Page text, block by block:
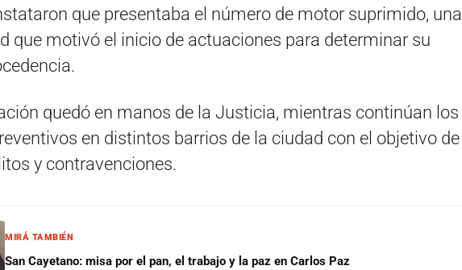
que presentaba el número de motor suprimido, una
que motivó el inicio de actuaciones para determinar su
quedó en manos de la Justicia, mientras continúan los
en distintos barrios de la ciudad con el objetivo de
y contravenciones.
MIRÁ TAMBIÉN
San Cayetano: misa por el pan, el trabajo y la paz en Carlos Paz